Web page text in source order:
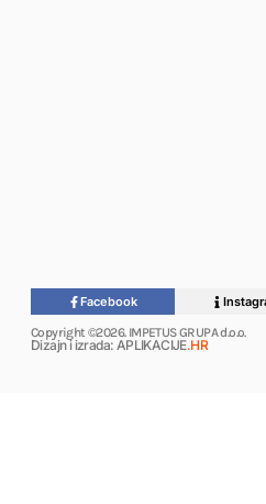
Facebook
Copyright ©2026. IMPETUS GRUPA d.o.o.
Dizajn i izrada: APLIKACIJE.HR